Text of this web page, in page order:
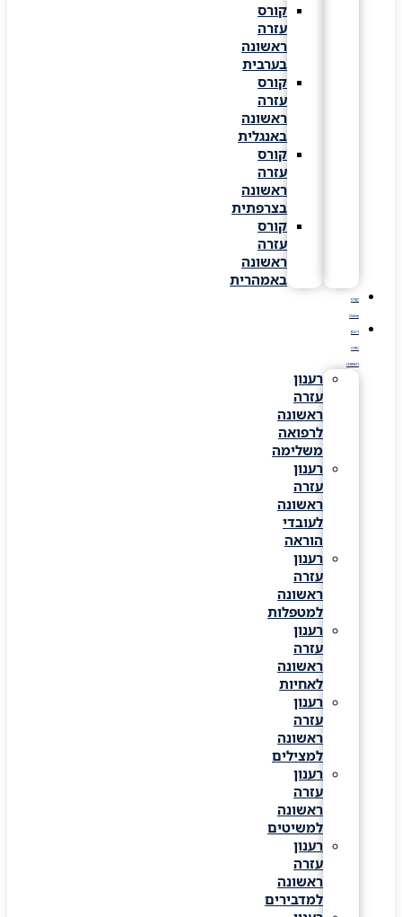
קורס
עזרה
ראשונה
בערבית
קורס
עזרה
ראשונה
באנגלית
קורס
עזרה
ראשונה
בצרפתית
קורס
עזרה
ראשונה
באמהרית
רענון
עזרה
ראשונה
לרפואה
משלימה
רענון
עזרה
ראשונה
לעובדי
הוראה
רענון
עזרה
ראשונה
למטפלות
רענון
עזרה
ראשונה
לאחיות
רענון
עזרה
ראשונה
למצילים
רענון
עזרה
ראשונה
למשיטים
רענון
עזרה
ראשונה
למדבירים